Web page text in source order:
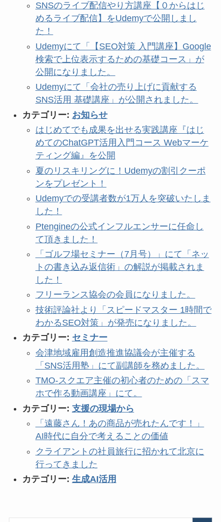
SNSのライブ配信やり方講座【０からはじ
めるライブ配信】をUdemyで公開しまし
た！
Udemyにて「【SEO対策 入門講座】Google
検索で上位表示するための基礎コース」が
公開になりました。
Udemyにて「会社の売り上げに貢献する
SNS活用 基礎講座」が公開されました。
カテゴリー: お知らせ
はじめてでも成果を出せる実践講座『はじ
めてのChatGPT活用入門コース Webマーケ
ティング編』を公開
夏のリスキリングに！Udemyの割引クーポ
ンをプレゼント！
Udemyでの受講者数が1万人を突破いたしま
した！
Ptengineの公式インフルエンサーに任命し
て頂きました！
「ゴルフ場セミナー（7月号）」にて「ネッ
トの書き込み返信術」の解説が掲載されま
した！
フリーランス協会の会員になりました。
技術評論社より「スピードマスター 1時間で
わかるSEO対策」が発売になりました。
カテゴリー: セミナー
会津地域雇用創造推進協議会が主催する
「SNS活用塾」にて副講師を務めました。
TMO-スクエア主催の初心者のための「スマ
ホで作る動画講座」にて。
カテゴリー: 支援の現場から
「遠藤さん！あの商品が売れたんです！」
AI時代に自分で考えることの価値
クライアントの社員旅行に招かれて北京に
行ってきました
カテゴリー: 生成AI活用